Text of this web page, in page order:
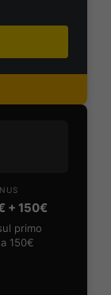
+ 150€
primo
150€